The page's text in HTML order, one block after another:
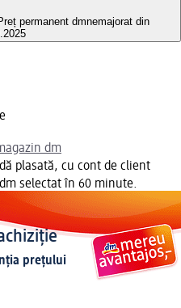
permanent dmnemajorat din
dm
plasată, cu cont de client
selectat în 60 minute.
prețului